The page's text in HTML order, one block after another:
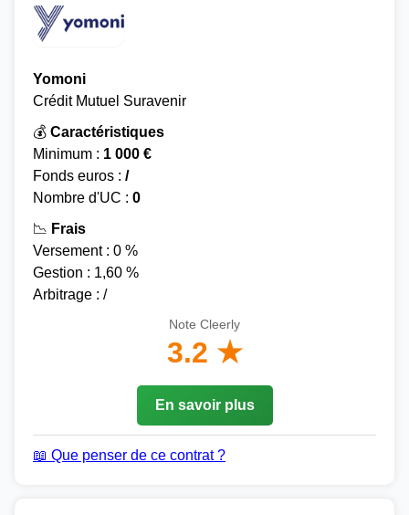
Yomoni
Crédit Mutuel Suravenir
💰 Caractéristiques
Minimum : 1 000 €
Fonds euros : /
Nombre d'UC : 0
📉 Frais
Versement : 0 %
Gestion : 1,60 %
Arbitrage : /
Note Cleerly
3.2 ★
En savoir plus
📖 Que penser de ce contrat ?